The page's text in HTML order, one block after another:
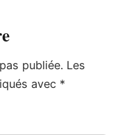
publiée. Les
avec *